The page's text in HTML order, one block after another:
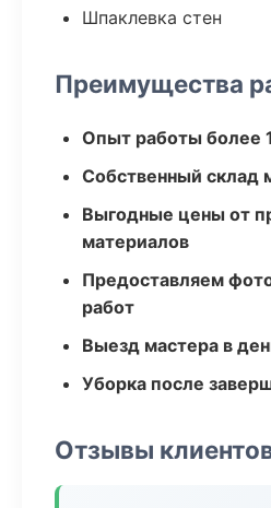
Шпаклевка стен
Преимущества
Опыт работы более
Собственный склад
Выгодные цены от
материалов
Предоставляем
работ
Выезд мастера в
Уборка после
Отзывы